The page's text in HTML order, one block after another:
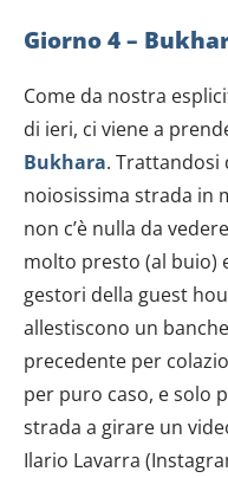
Giorno 4 –
Come da nostra
di ieri, ci viene a
Bukhara. Trattandosi
noiosissima strada in
non c’è nulla da
molto presto (al buio)
gestori della guest
allestiscono un
precedente per
per puro caso, e solo
strada a girare un
Ilario Lavarra